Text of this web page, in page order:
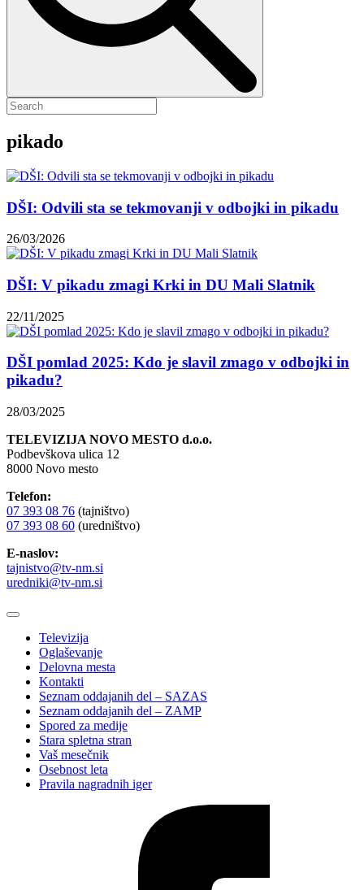
pikado
DŠI: Odvili sta se tekmovanji v odbojki in pikadu
26/03/2026
DŠI: V pikadu zmagi Krki in DU Mali Slatnik
22/11/2025
DŠI pomlad 2025: Kdo je slavil zmago v odbojki in
pikadu?
28/03/2025
TELEVIZIJA NOVO MESTO d.o.o.
Podbevškova ulica 12
8000 Novo mesto
Telefon:
07 393 08 76 (tajništvo)
07 393 08 60 (uredništvo)
E-naslov:
tajnistvo@tv-nm.si
uredniki@tv-nm.si
Televizija
Oglaševanje
Delovna mesta
Kontakti
Seznam oddajanih del – SAZAS
Seznam oddajanih del – ZAMP
Spored za medije
Stara spletna stran
Vaš mesečnik
Osebnost leta
Pravila nagradnih iger